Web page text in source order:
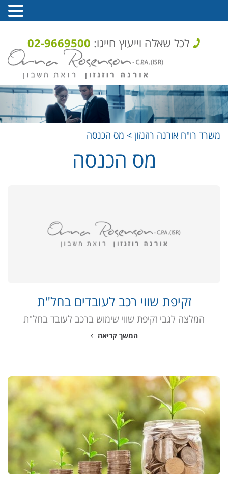
לכל שאלה וייעוץ חייגו: 02-9669500
משרד רו"ח אורנה רוזנזון > מס הכנסה
מס הכנסה
זקיפת שווי רכב לעובדים בחל"ת
המלצה לגבי זקיפת שווי שימוש ברכב לעובד בחל"ת
המשך קריאה